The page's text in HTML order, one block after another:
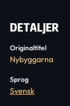
DETALJER
Originaltitel
Nybyggarna
Sprog
Svensk